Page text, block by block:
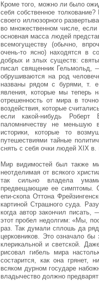
Кроме того, можно ли было
себя собственное
своего иллюзорного
во множественном числе,
основная масса людей
всемогуществу (обычно,
очень-то ясно) находятся в
добрых и злых существ:
писал священник Гельмольд,
обрушиваются на род
названы рядом с бурями, т.
явления, которые мы теперь
отрешенность от мира в
воздействия, которые
если какой-нибудь
паломничеству не меньшую
историки, которые то
путешествиями тайные
снять с себя очки людей XIX в.
Мир видимостей был также
неотделимая от всякого
так сильно владела
предвещающие ее симптомы.
епи-скопа Оттона
картиной Страшного суда.
когда автор закончил
этот пробел недолгим: «Мы,
раз. Так думали сплошь да
церковников. Это означало бы
клерикальной и светской.
рисовал гибель мира
состарится, как она грянет,
всяком дурном государе
владычество должно